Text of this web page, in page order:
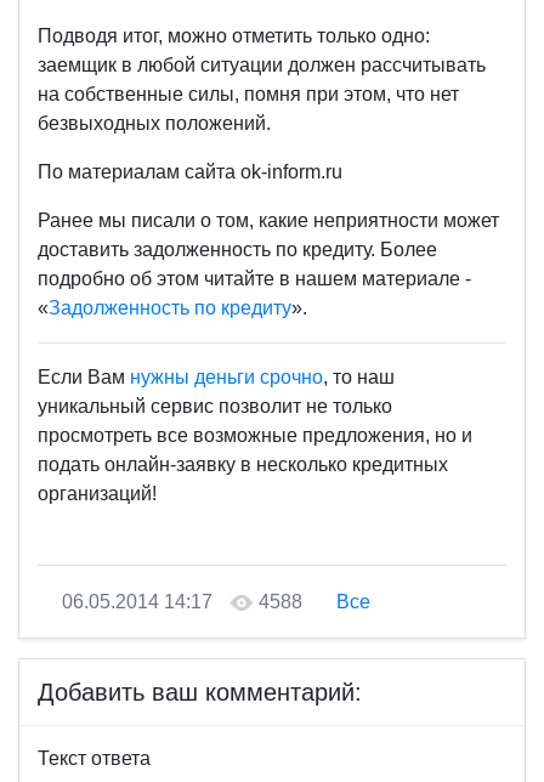
Подводя итог, можно отметить только одно:
заемщик в любой ситуации должен рассчитывать
на собственные силы, помня при этом, что нет
безвыходных положений.
По материалам сайта ok-inform.ru
Ранее мы писали о том, какие неприятности может
доставить задолженность по кредиту. Более
подробно об этом читайте в нашем материале -
«Задолженность по кредиту».
Если Вам нужны деньги срочно, то наш
уникальный сервис позволит не только
просмотреть все возможные предложения, но и
подать онлайн-заявку в несколько кредитных
организаций!
06.05.2014 14:17 4588 Все
Добавить ваш комментарий:
Текст ответа